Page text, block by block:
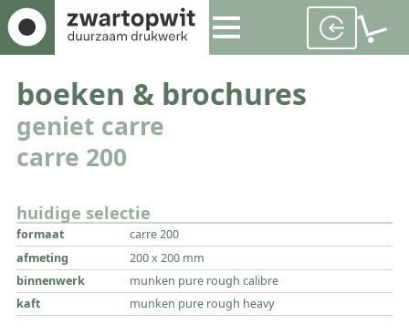
boeken & brochures
geniet carre
carre 200
huidige selectie
formaat
carre 200
afmeting
200 x 200 mm
binnenwerk
munken pure rough calibre
kaft
munken pure rough heavy